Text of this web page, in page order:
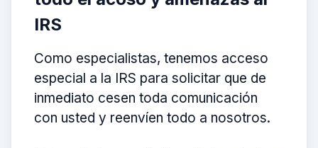
IRS
Como especialistas, tenemos acceso
especial a la IRS para solicitar que de
inmediato cesen toda comunicación
con usted y reenvíen todo a nosotros.